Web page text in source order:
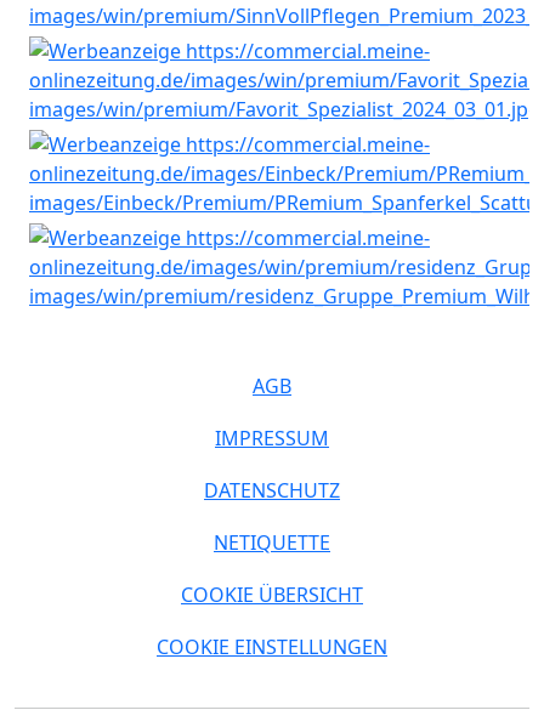
AGB
IMPRESSUM
DATENSCHUTZ
NETIQUETTE
COOKIE ÜBERSICHT
COOKIE EINSTELLUNGEN